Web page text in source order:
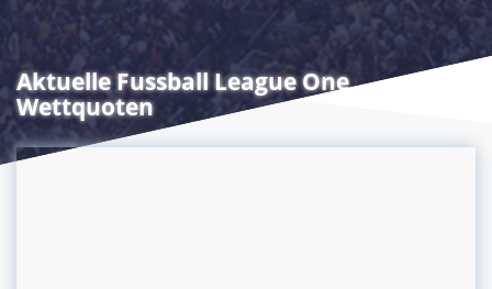
Aktuelle Fussball League One
Wettquoten